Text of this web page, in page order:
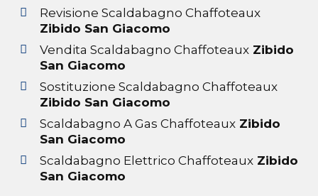
Revisione Scaldabagno Chaffoteaux
Zibido San Giacomo
Vendita Scaldabagno Chaffoteaux Zibido
San Giacomo
Sostituzione Scaldabagno Chaffoteaux
Zibido San Giacomo
Scaldabagno A Gas Chaffoteaux Zibido
San Giacomo
Scaldabagno Elettrico Chaffoteaux Zibido
San Giacomo